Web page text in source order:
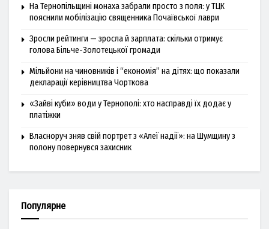
На Тернопільщині монаха забрали просто з поля: у ТЦК
пояснили мобілізацію священника Почаївської лаври
Зросли рейтинги — зросла й зарплата: скільки отримує
голова Більче-Золотецької громади
Мільйони на чиновників і “економія” на дітях: що показали
декларації керівництва Чорткова
«Зайві куби» води у Тернополі: хто насправді їх додає у
платіжки
Власноруч зняв свій портрет з «Алеї надії»: на Шумщину з
полону повернувся захисник
Популярне